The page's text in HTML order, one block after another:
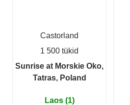
Castorland
1 500 tükid
Sunrise at Morskie Oko,
Tatras, Poland
Laos (1)